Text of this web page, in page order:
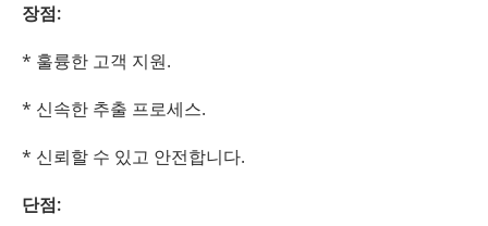
장점:
* 훌륭한 고객 지원.
* 신속한 추출 프로세스.
* 신뢰할 수 있고 안전합니다.
단점: